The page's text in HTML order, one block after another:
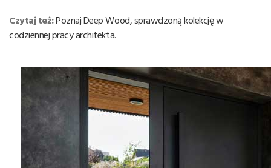
Czytaj też:Poznaj Deep Wood, sprawdzoną kolekcję w
codziennej pracy architekta.